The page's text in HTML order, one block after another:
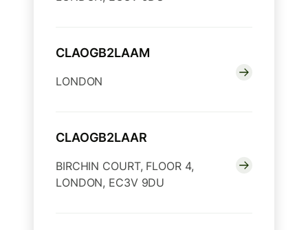
CLAOGB2LAAM
LONDON
CLAOGB2LAAR
BIRCHIN COURT, FLOOR 4,
LONDON, EC3V 9DU